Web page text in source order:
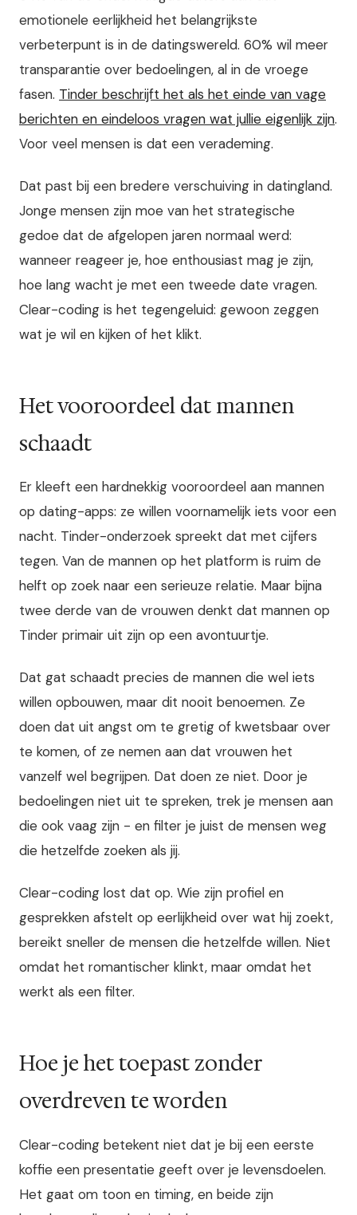
emotionele eerlijkheid het belangrijkste
verbeterpunt is in de datingswereld. 60% wil meer
transparantie over bedoelingen, al in de vroege
fasen. Tinder beschrijft het als het einde van vage
berichten en eindeloos vragen wat jullie eigenlijk zijn.
Voor veel mensen is dat een verademing.
Dat past bij een bredere verschuiving in datingland.
Jonge mensen zijn moe van het strategische
gedoe dat de afgelopen jaren normaal werd:
wanneer reageer je, hoe enthousiast mag je zijn,
hoe lang wacht je met een tweede date vragen.
Clear-coding is het tegengeluid: gewoon zeggen
wat je wil en kijken of het klikt.
Het vooroordeel dat mannen
schaadt
Er kleeft een hardnekkig vooroordeel aan mannen
op dating-apps: ze willen voornamelijk iets voor een
nacht. Tinder-onderzoek spreekt dat met cijfers
tegen. Van de mannen op het platform is ruim de
helft op zoek naar een serieuze relatie. Maar bijna
twee derde van de vrouwen denkt dat mannen op
Tinder primair uit zijn op een avontuurtje.
Dat gat schaadt precies de mannen die wel iets
willen opbouwen, maar dit nooit benoemen. Ze
doen dat uit angst om te gretig of kwetsbaar over
te komen, of ze nemen aan dat vrouwen het
vanzelf wel begrijpen. Dat doen ze niet. Door je
bedoelingen niet uit te spreken, trek je mensen aan
die ook vaag zijn - en filter je juist de mensen weg
die hetzelfde zoeken als jij.
Clear-coding lost dat op. Wie zijn profiel en
gesprekken afstelt op eerlijkheid over wat hij zoekt,
bereikt sneller de mensen die hetzelfde willen. Niet
omdat het romantischer klinkt, maar omdat het
werkt als een filter.
Hoe je het toepast zonder
overdreven te worden
Clear-coding betekent niet dat je bij een eerste
koffie een presentatie geeft over je levensdoelen.
Het gaat om toon en timing, en beide zijn